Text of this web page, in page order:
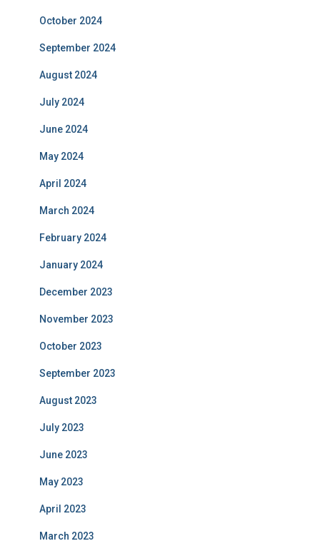
October 2024
September 2024
August 2024
July 2024
June 2024
May 2024
April 2024
March 2024
February 2024
January 2024
December 2023
November 2023
October 2023
September 2023
August 2023
July 2023
June 2023
May 2023
April 2023
March 2023